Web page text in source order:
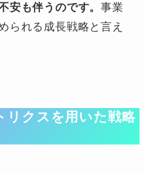
安も伴うのです。事業
られる成長戦略と言え
リクスを用いた戦略